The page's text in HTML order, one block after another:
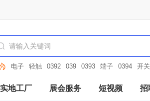
电子 轻触 0392 039 0393 端子 0394 开关
实地工厂 展会服务 短视频 招